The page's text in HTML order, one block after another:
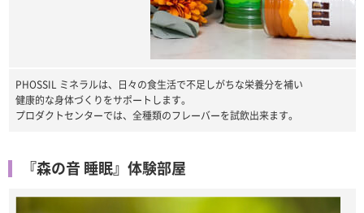
PHOSSIL ミネラルは、日々の食生活で不足しがちな栄養分を補い
健康的な身体づくりをサポートします。
プロダクトセンターでは、全種類のフレーバーを試飲出来ます。
『森の音 睡眠』体験部屋